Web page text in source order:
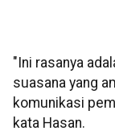
"Ini rasanya
suasana yang
komunikasi
kata Hasan.